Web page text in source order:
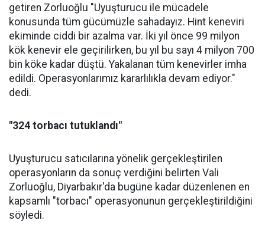
getiren Zorluoğlu "Uyuşturucu ile mücadele
konusunda tüm gücümüzle sahadayız. Hint keneviri
ekiminde ciddi bir azalma var. İki yıl önce 99 milyon
kök kenevir ele geçirilirken, bu yıl bu sayı 4 milyon 700
bin köke kadar düştü. Yakalanan tüm kenevirler imha
edildi. Operasyonlarımız kararlılıkla devam ediyor."
dedi.
"324 torbacı tutuklandı"
Uyuşturucu satıcılarına yönelik gerçekleştirilen
operasyonların da sonuç verdiğini belirten Vali
Zorluoğlu, Diyarbakır'da bugüne kadar düzenlenen en
kapsamlı "torbacı" operasyonunun gerçekleştirildiğini
söyledi.